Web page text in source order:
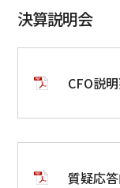
決算説明会
CFO説
質疑応